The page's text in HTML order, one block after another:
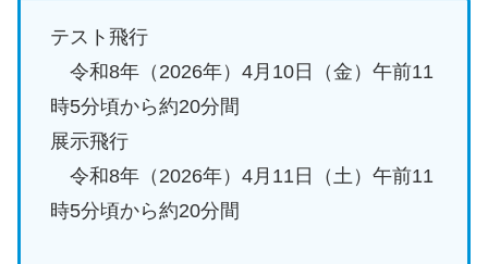
テスト飛行
令和8年（2026年）4月10日（金）午前11
時5分頃から約20分間
展示飛行
令和8年（2026年）4月11日（土）午前11
時5分頃から約20分間